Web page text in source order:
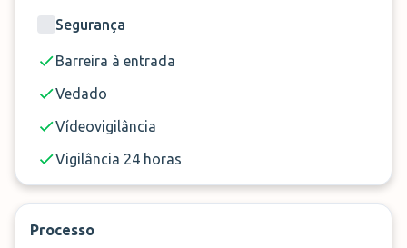
online através da
Segurança
Barreira à entrada
Vedado
Vídeovigilância
Vigilância 24 horas
Processo